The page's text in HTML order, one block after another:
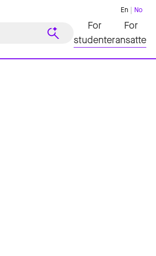
En No
For
studenter
For
ansatte